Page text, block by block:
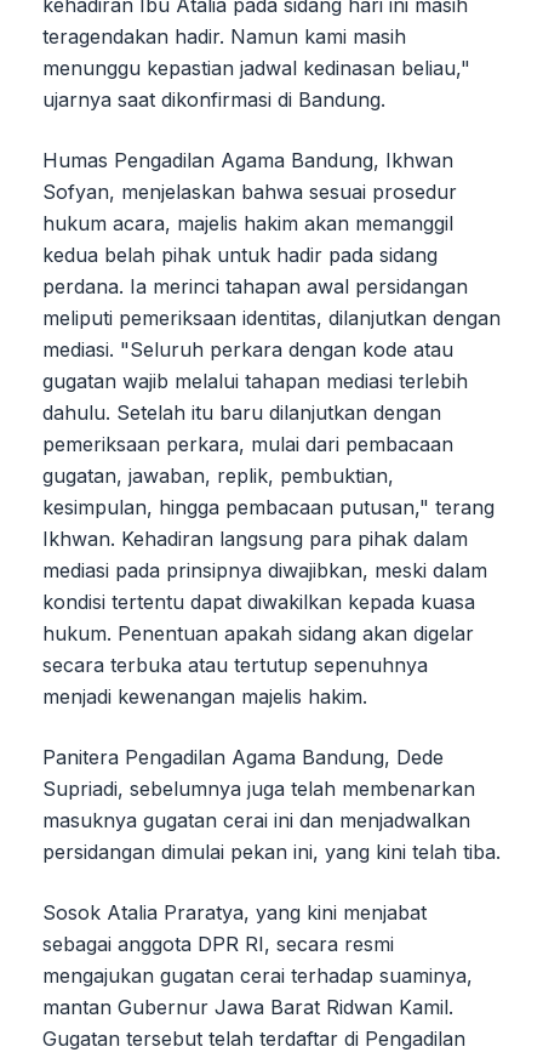
teragendakan hadir. Namun kami masih
menunggu kepastian jadwal kedinasan beliau,"
ujarnya saat dikonfirmasi di Bandung.
Humas Pengadilan Agama Bandung, Ikhwan
Sofyan, menjelaskan bahwa sesuai prosedur
hukum acara, majelis hakim akan memanggil
kedua belah pihak untuk hadir pada sidang
perdana. Ia merinci tahapan awal persidangan
meliputi pemeriksaan identitas, dilanjutkan dengan
mediasi. "Seluruh perkara dengan kode atau
gugatan wajib melalui tahapan mediasi terlebih
dahulu. Setelah itu baru dilanjutkan dengan
pemeriksaan perkara, mulai dari pembacaan
gugatan, jawaban, replik, pembuktian,
kesimpulan, hingga pembacaan putusan," terang
Ikhwan. Kehadiran langsung para pihak dalam
mediasi pada prinsipnya diwajibkan, meski dalam
kondisi tertentu dapat diwakilkan kepada kuasa
hukum. Penentuan apakah sidang akan digelar
secara terbuka atau tertutup sepenuhnya
menjadi kewenangan majelis hakim.
Panitera Pengadilan Agama Bandung, Dede
Supriadi, sebelumnya juga telah membenarkan
masuknya gugatan cerai ini dan menjadwalkan
persidangan dimulai pekan ini, yang kini telah tiba.
Sosok Atalia Praratya, yang kini menjabat
sebagai anggota DPR RI, secara resmi
mengajukan gugatan cerai terhadap suaminya,
mantan Gubernur Jawa Barat Ridwan Kamil.
Gugatan tersebut telah terdaftar di Pengadilan